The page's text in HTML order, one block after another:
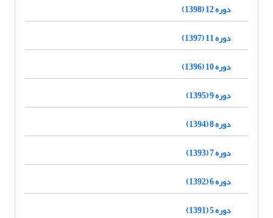
دوره 12 (1398)
دوره 11 (1397)
دوره 10 (1396)
دوره 9 (1395)
دوره 8 (1394)
دوره 7 (1393)
دوره 6 (1392)
دوره 5 (1391)